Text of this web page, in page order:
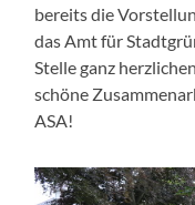
bereits die
das Amt für
Stelle ganz
schöne
ASA!